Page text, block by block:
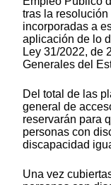
tras la
incorporadas a
aplicación de lo
Ley 31/2022, de
Generales del
Del total de las
general de
reservarán para
personas con
discapacidad
Una vez